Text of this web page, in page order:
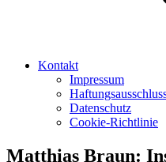
Kontakt
Impressum
Datenschutz
Cookie-Richtlinie
Matthias Braun: